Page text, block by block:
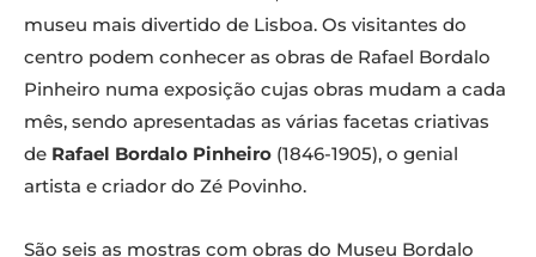
museu mais divertido de Lisboa. Os visitantes do
centro podem conhecer as obras de Rafael Bordalo
Pinheiro numa exposição cujas obras mudam a cada
mês, sendo apresentadas as várias facetas criativas
de Rafael Bordalo Pinheiro (1846-1905), o genial
artista e criador do Zé Povinho.
São seis as mostras com obras do Museu Bordalo